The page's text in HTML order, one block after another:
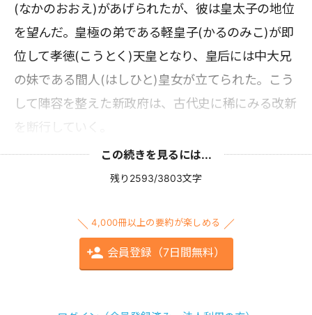
(なかのおおえ)があげられたが、彼は皇太子の地位
を望んだ。皇極の弟である軽皇子(かるのみこ)が即
位して孝徳(こうとく)天皇となり、皇后には中大兄
の妹である間人(はしひと)皇女が立てられた。こう
して陣容を整えた新政府は、古代史に稀にみる改新
を断行していく。
この続きを見るには...
残り2593/3803文字
4,000冊以上の要約が楽しめる
会員登録（7日間無料）